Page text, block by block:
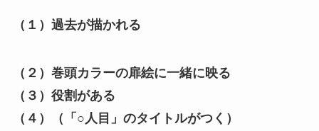
（１）過去が描かれる
（２）巻頭カラーの扉絵に一緒に映る
（３）役割がある
（４）（「○人目」のタイトルがつく）